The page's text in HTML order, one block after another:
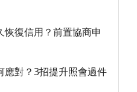
復信用？前置協商申
應對？3招提升照會過件